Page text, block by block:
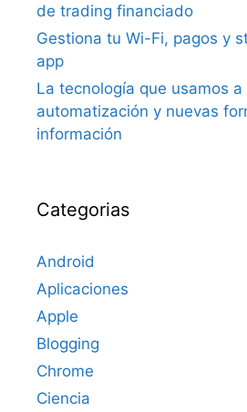
de trading financiado
Gestiona tu Wi-Fi, pagos y
app
La tecnología que usamos
automatización y nuevas
información
Categorias
Android
Aplicaciones
Apple
Blogging
Chrome
Ciencia